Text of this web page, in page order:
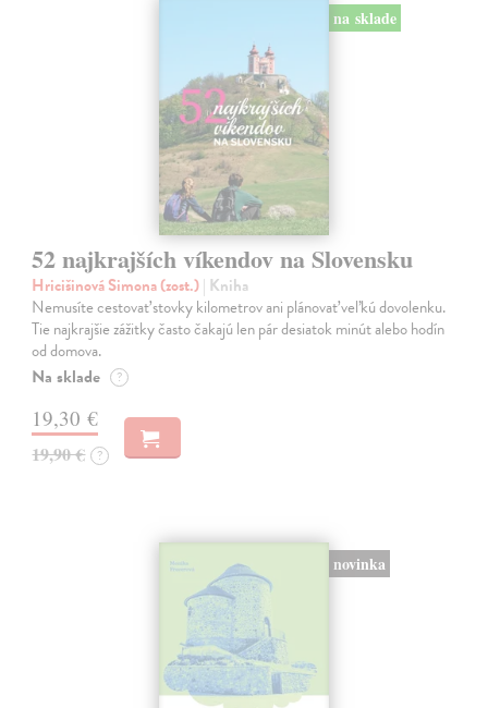
na sklade
52 najkrajších víkendov na Slovensku
Hricišinová Simona (zost.)| Kniha
Nemusíte cestovať stovky kilometrov ani plánovať veľkú dovolenku.
Tie najkrajšie zážitky často čakajú len pár desiatok minút alebo hodín
od domova.
Na sklade ?
19,30 €
19,90 € ?
novinka